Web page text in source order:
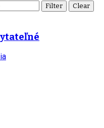
Filter Clear